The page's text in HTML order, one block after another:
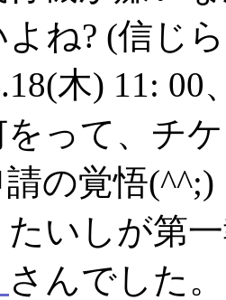
よね? (信じ
木) 11:
をって、チ
の覚悟(^^;)
たいしが第
さんでした